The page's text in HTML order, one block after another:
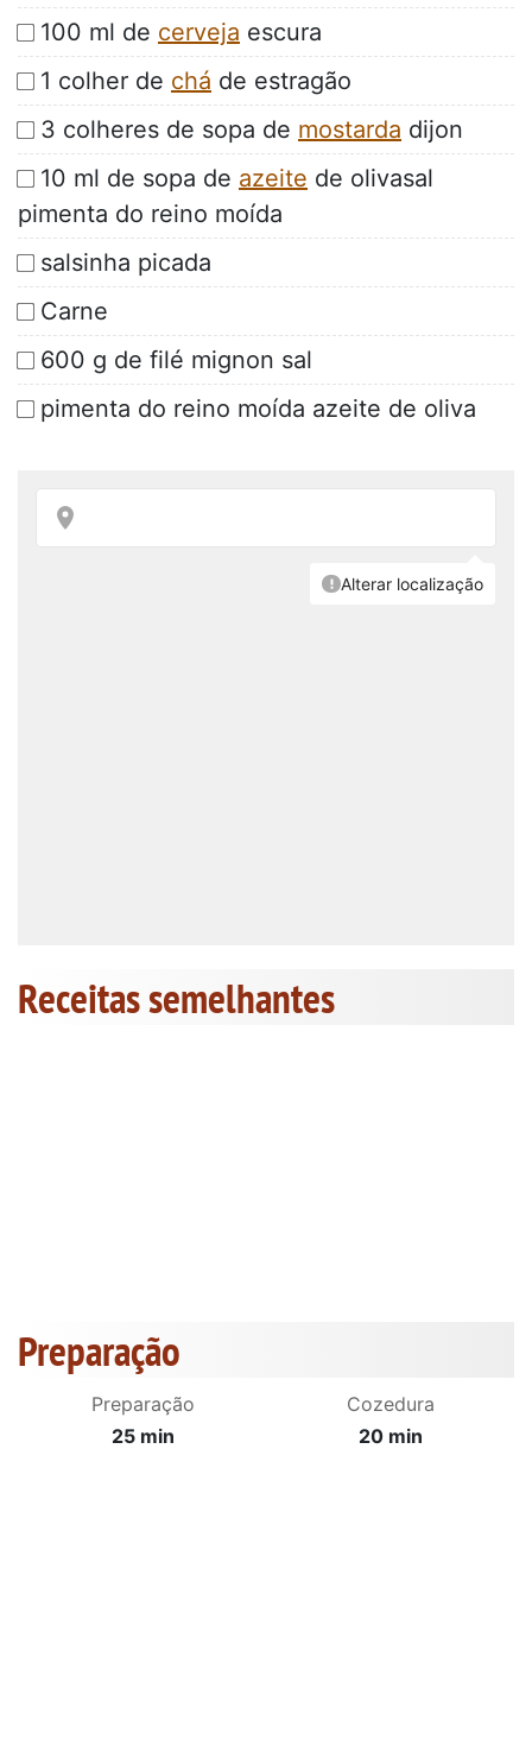
100 ml de cerveja escura
1 colher de chá de estragão
3 colheres de sopa de mostarda dijon
10 ml de sopa de azeite de olivasal
pimenta do reino moída
salsinha picada
Carne
600 g de filé mignon sal
pimenta do reino moída azeite de oliva
Receitas semelhantes
Preparação
Preparação
25 min
Cozedura
20 min